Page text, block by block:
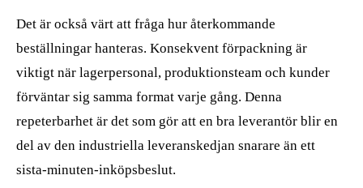
Det är också värt att fråga hur återkommande
beställningar hanteras. Konsekvent förpackning är
viktigt när lagerpersonal, produktionsteam och kunder
förväntar sig samma format varje gång. Denna
repeterbarhet är det som gör att en bra leverantör blir en
del av den industriella leveranskedjan snarare än ett
sista-minuten-inköpsbeslut.